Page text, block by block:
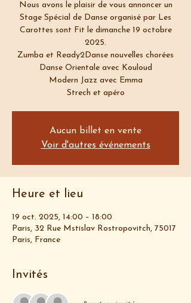
Nous avons le plaisir de vous annoncer un
Stage Spécial de Danse organisé par Les
Carottes sont Fit le dimanche 19 octobre
2025.
Zumba et Ready2Danse nouvelles chorées
Danse Orientale avec Kouloud
Modern Jazz avec Emma
Strech et apéro
Aucun billet en vente
Voir d'autres événements
Heure et lieu
19 oct. 2025, 14:00 – 18:00
Paris, 32 Rue Mstislav Rostropovitch, 75017
Paris, France
Invités